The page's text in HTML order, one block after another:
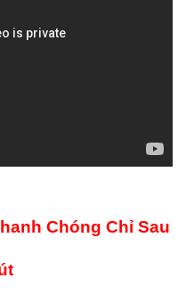
Chóng Chỉ Sau